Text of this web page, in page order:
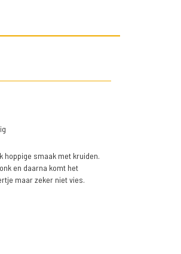
hoppige smaak met kruiden.
en daarna komt het
maar zeker niet vies.